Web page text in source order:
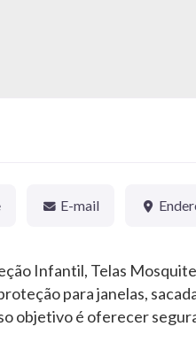
E-mail
Infantil, Telas
para janelas,
objetivo é oferecer